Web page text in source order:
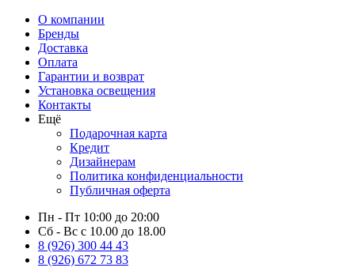
О компании
Бренды
Доставка
Оплата
Гарантии и возврат
Установка освещения
Контакты
Ещё
Подарочная карта
Кредит
Дизайнерам
Политика конфиденциальности
Публичная оферта
Пн - Пт 10:00 до 20:00
Сб - Вс с 10.00 до 18.00
8 (926) 300 44 43
8 (926) 672 73 83